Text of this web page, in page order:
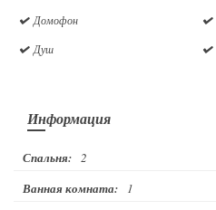
Домофон
Душ
Информация
Спальня: 2
Ванная комната:
1